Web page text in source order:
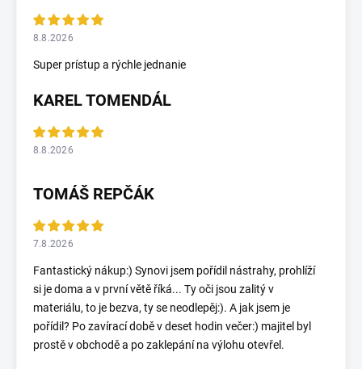
8.8.2026
Super prístup a rýchle jednanie
KAREL TOMENDÁL
8.8.2026
TOMÁŠ REPČÁK
7.8.2026
Fantastický nákup:) Synovi jsem pořídil nástrahy, prohlíží
si je doma a v první větě říká... Ty oči jsou zalitý v
materiálu, to je bezva, ty se neodlepěj:). A jak jsem je
pořídil? Po zavírací době v deset hodin večer:) majitel byl
prostě v obchodě a po zaklepání na výlohu otevřel.